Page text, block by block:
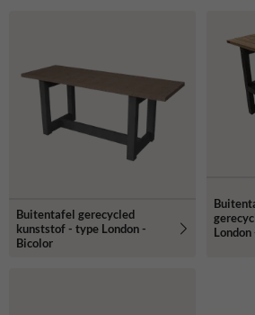
Buitentafel gerecycled
kunststof - type London -
Bicolor